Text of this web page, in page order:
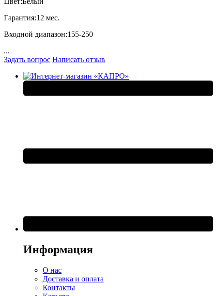
Гарантия:12 мес.
Входной диапазон:155-250
...
Задать вопрос Написать отзыв
Информация
О нас
Доставка и оплата
Контакты